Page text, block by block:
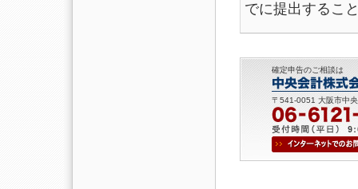
でに提出するこ
確定申告のご相談は
〒541-0051 大阪市中